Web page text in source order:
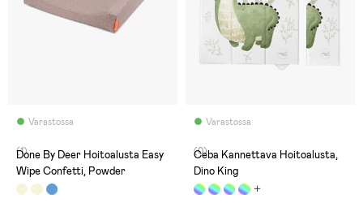
Varastossa
(1)
Done By Deer Hoitoalusta Easy
Wipe Confetti, Powder
Varastossa
(0)
Ceba Kannettava Hoitoalusta,
Dino King